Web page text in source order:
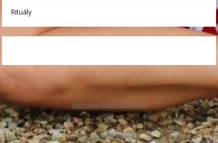
Rituály
Ochrana osobních údajů
Obchodní podmínky